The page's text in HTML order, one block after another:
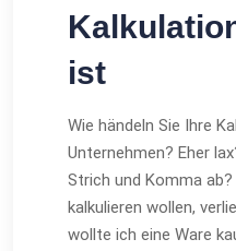
ist
Wie händeln Sie Ihre
Unternehmen? Eher
Strich und Komma
kalkulieren wollen,
wollte ich eine Ware